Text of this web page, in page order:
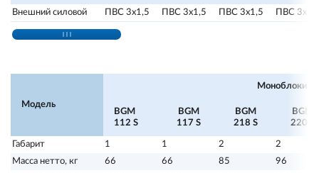
Внешний силовой ПВС 3х1,5 ПВС 3х1,5 ПВС 3х1,5 ПВС
Модель
Моноблоки
BGM
112 S
BGM
117 S
BGM
218 S
BGM
220 S
Габарит 1 1 2
2
Масса нетто, кг
66 66 85
96